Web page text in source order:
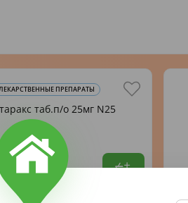
ПРЕПАРАТЫ
таб.п/о 25мг N25